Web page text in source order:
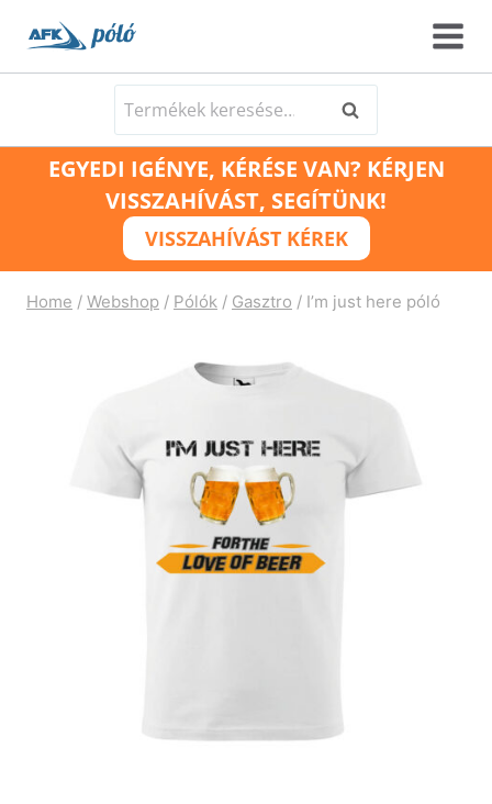
Keresés
a
következőre:
Keresés
EGYEDI IGÉNYE, KÉRÉSE VAN? KÉRJEN
VISSZAHÍVÁST, SEGÍTÜNK!
VISSZAHÍVÁST KÉREK
Home / Webshop / Pólók / Gasztro / I’m just here póló